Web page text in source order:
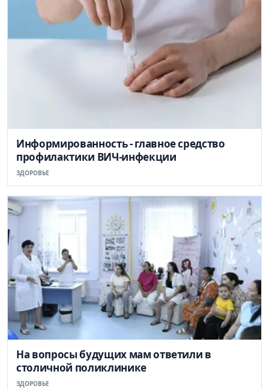
Информированность - главное средство
профилактики ВИЧ-инфекции
ЗДОРОВЬЕ
На вопросы будущих мам ответили в
столичной поликлинике
ЗДОРОВЬЕ